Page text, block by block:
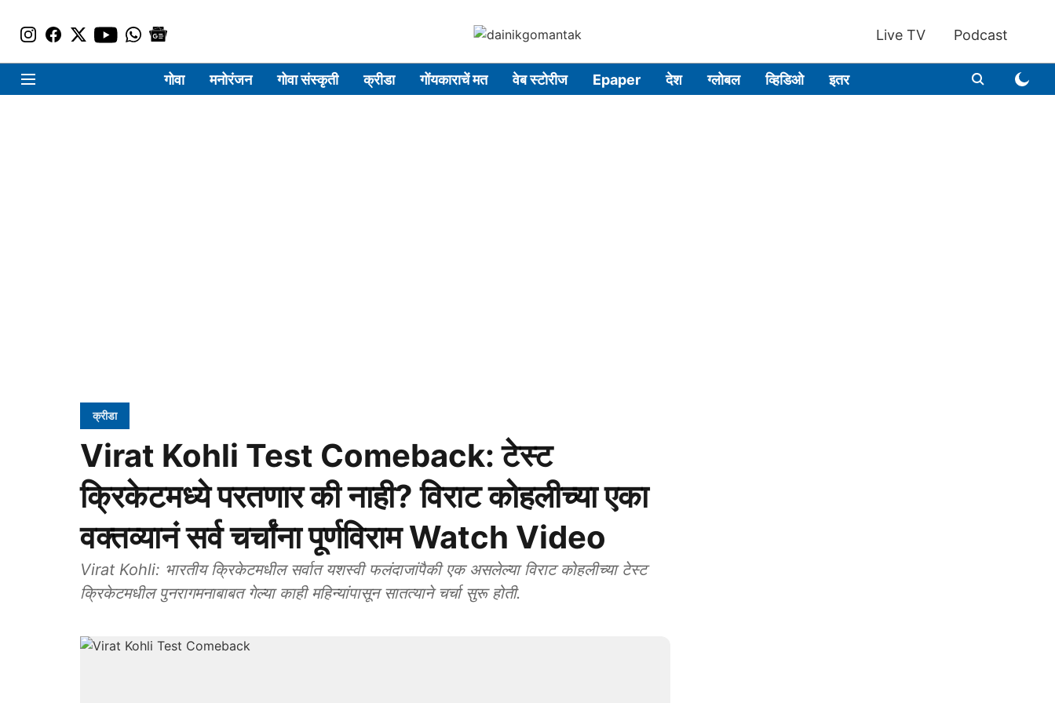
Live TV Podcast
गोवा मनोरंजन गोवा संस्कृती क्रीडा गोंयकाराचें मत वेब स्टोरीज Epaper देश ग्लोबल व्हिडिओ इतर
क्रीडा
Virat Kohli Test Comeback: टेस्ट
क्रिकेटमध्ये परतणार की नाही? विराट कोहलीच्या एका
वक्तव्यानं सर्व चर्चांना पूर्णविराम Watch Video
Virat Kohli: भारतीय क्रिकेटमधील सर्वात यशस्वी फलंदाजांपैकी एक असलेल्या विराट कोहलीच्या टेस्ट
क्रिकेटमधील पुनरागमनाबाबत गेल्या काही महिन्यांपासून सातत्याने चर्चा सुरू होती.